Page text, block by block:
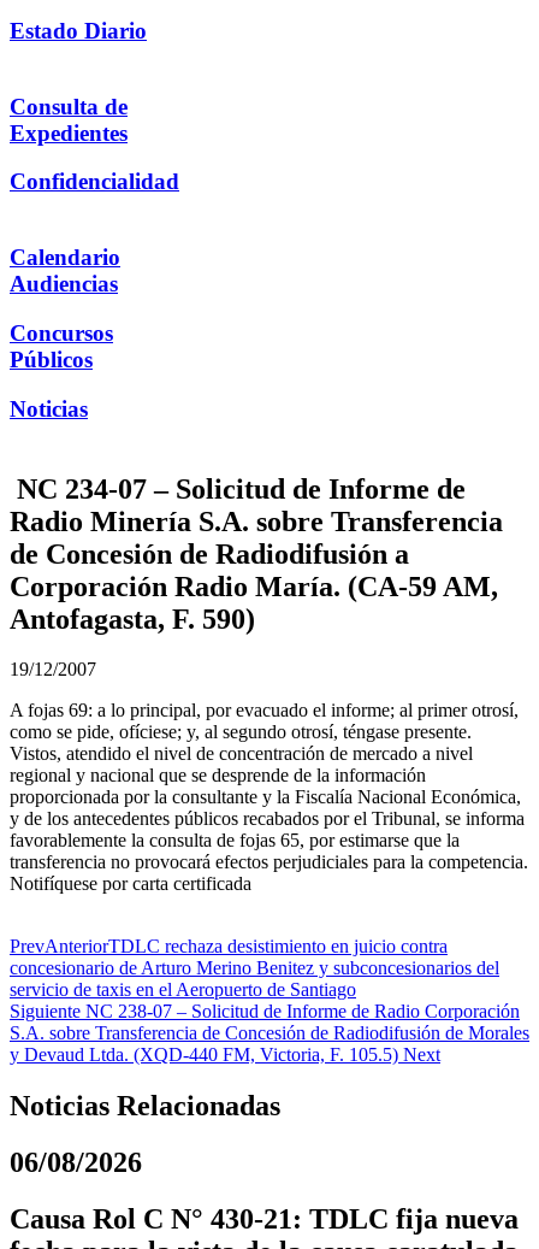
Estado Diario
Consulta de
Expedientes
Confidencialidad
Calendario
Audiencias
Concursos
Públicos
Noticias
NC 234-07 – Solicitud de Informe de
Radio Minería S.A. sobre Transferencia
de Concesión de Radiodifusión a
Corporación Radio María. (CA-59 AM,
Antofagasta, F. 590)
19/12/2007
A fojas 69: a lo principal, por evacuado el informe; al primer otrosí,
como se pide, ofíciese; y, al segundo otrosí, téngase presente.
Vistos, atendido el nivel de concentración de mercado a nivel
regional y nacional que se desprende de la información
proporcionada por la consultante y la Fiscalía Nacional Económica,
y de los antecedentes públicos recabados por el Tribunal, se informa
favorablemente la consulta de fojas 65, por estimarse que la
transferencia no provocará efectos perjudiciales para la competencia.
Notifíquese por carta certificada
PrevAnteriorTDLC rechaza desistimiento en juicio contra
concesionario de Arturo Merino Benitez y subconcesionarios del
servicio de taxis en el Aeropuerto de Santiago
Siguiente NC 238-07 – Solicitud de Informe de Radio Corporación
S.A. sobre Transferencia de Concesión de Radiodifusión de Morales
y Devaud Ltda. (XQD-440 FM, Victoria, F. 105.5) Next
Noticias Relacionadas
06/08/2026
Causa Rol C N° 430-21: TDLC fija nueva